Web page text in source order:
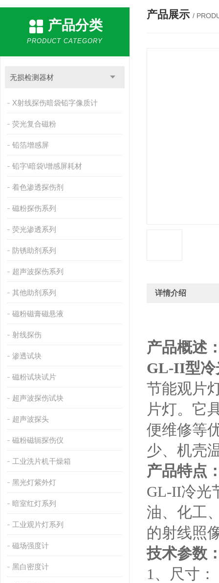
产品分类
PRODUCT CATEGORY
无损检测器材
X射线探伤暗袋铅字像质计
荧光复合磁粉
铅箔增感屏
铅字\暗袋\增感屏耗材
着色渗透探伤剂
磁粉探伤系列
荧光渗透系列
防锈助剂系列
超声波探伤系列
其他助剂系列
磁粉磁膏磁悬液
射线探伤
渗透试块
磁粉试块试片
超声波探伤试块
超声波探头
磁粉磁轭探伤仪
工业洗片机干燥箱
黑光灯紫外灯
暗室红灯系列
工业观片灯系列
磁场强度计
黑白密度计
产品展示 /
详情介绍
产品概述
GL-II型
节能观片
片灯。它
便维修等
少、机壳
产品特点
GL-II冷光
油、化工
的射线照
技术参数
1、尺寸：